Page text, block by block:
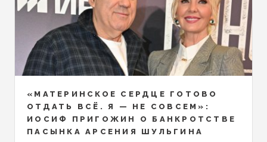
«МАТЕРИНСКОЕ СЕРДЦЕ ГОТОВО
ОТДАТЬ ВСЁ. Я — НЕ СОВСЕМ»:
ИОСИФ ПРИГОЖИН О БАНКРОТСТВЕ
ПАСЫНКА АРСЕНИЯ ШУЛЬГИНА